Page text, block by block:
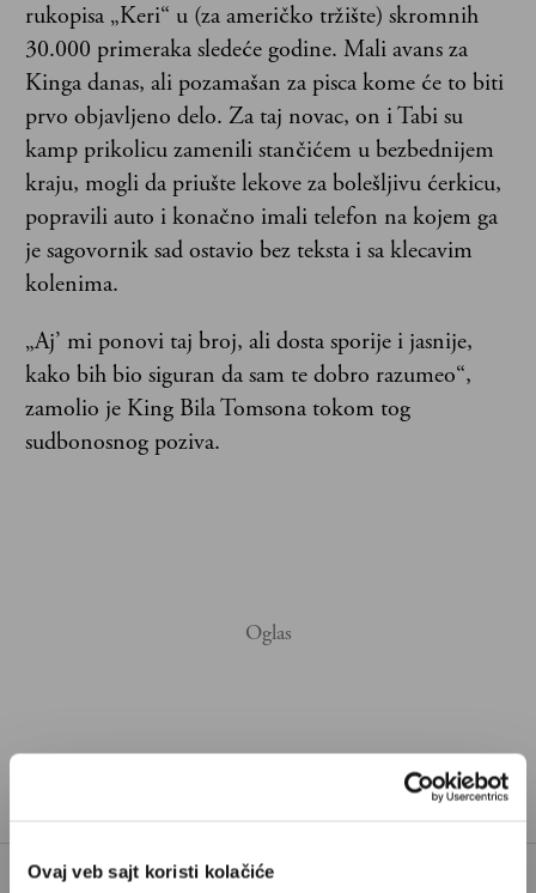
Ovaj veb sajt koristi kolačiće
rukopisa „Keri“ u (za američko tržište) skromnih
30.000 primeraka sledeće godine. Mali avans za
Kinga danas, ali pozamašan za pisca kome će to biti
prvo objavljeno delo. Za taj novac, on i Tabi su
kamp prikolicu zamenili stančićem u bezbednijem
kraju, mogli da priušte lekove za bolešljivu ćerkicu,
popravili auto i konačno imali telefon na kojem ga
je sagovornik sad ostavio bez teksta i sa klecavim
kolenima.
„Aj’ mi ponovi taj broj, ali dosta sporije i jasnije,
kako bih bio siguran da sam te dobro razumeo“,
zamolio je King Bila Tomsona tokom tog
sudbonosnog poziva.